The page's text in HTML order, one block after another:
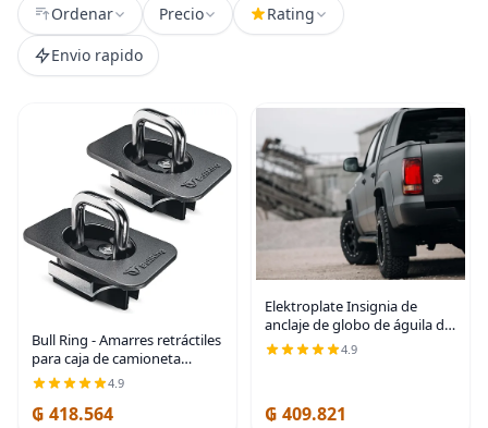
Ordenar Precio
Rating
Envio rapido
Bull Ring - Amarres retráctiles
para caja de camioneta
ajustables para Ford F150
2015-25, Super Duty 2017-25,
Raptor 2017-25 – Ajuste
4.9
₲ 418.564
Elektroplate Insignia de
anclaje de globo de águila del
Cuerpo de Marines de
Estados Unidos con licencia
4.9
₲ 409.821